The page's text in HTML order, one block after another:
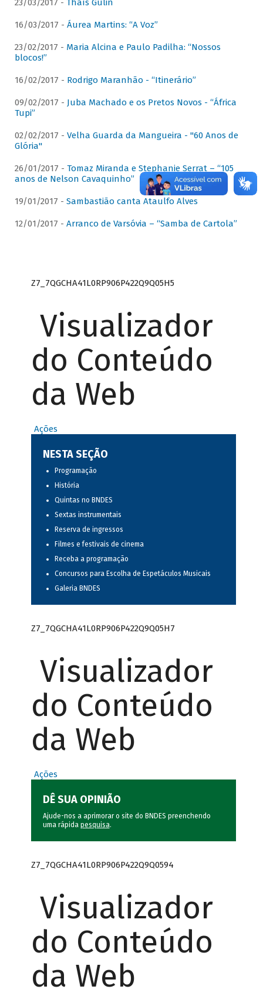
23/03/2017 - Thaís Gulin
16/03/2017 - Áurea Martins: “A Voz”
23/02/2017 - Maria Alcina e Paulo Padilha: “Nossos
blocos!”
16/02/2017 - Rodrigo Maranhão - “Itinerário”
09/02/2017 - Juba Machado e os Pretos Novos - “África
Tupi”
02/02/2017 - Velha Guarda da Mangueira - "60 Anos de
Glória"
26/01/2017 - Tomaz Miranda e Stephanie Serrat – “105
anos de Nelson Cavaquinho”
19/01/2017 - Sambastião canta Ataulfo Alves
12/01/2017 - Arranco de Varsóvia – “Samba de Cartola”
Z7_7QGCHA41L0RP906P422Q9Q05H5
Visualizador
do Conteúdo
da Web
Ações
NESTA SEÇÃO
Programação
História
Quintas no BNDES
Sextas instrumentais
Reserva de ingressos
Filmes e festivais de cinema
Receba a programação
Concursos para Escolha de Espetáculos Musicais
Galeria BNDES
Z7_7QGCHA41L0RP906P422Q9Q05H7
Visualizador
do Conteúdo
da Web
Ações
DÊ SUA OPINIÃO
Ajude-nos a aprimorar o site do BNDES preenchendo
uma rápida pesquisa.
Z7_7QGCHA41L0RP906P422Q9Q0594
Visualizador
do Conteúdo
da Web